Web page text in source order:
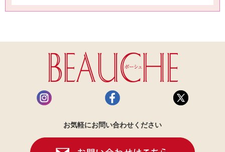
お気軽にお問い合わせください